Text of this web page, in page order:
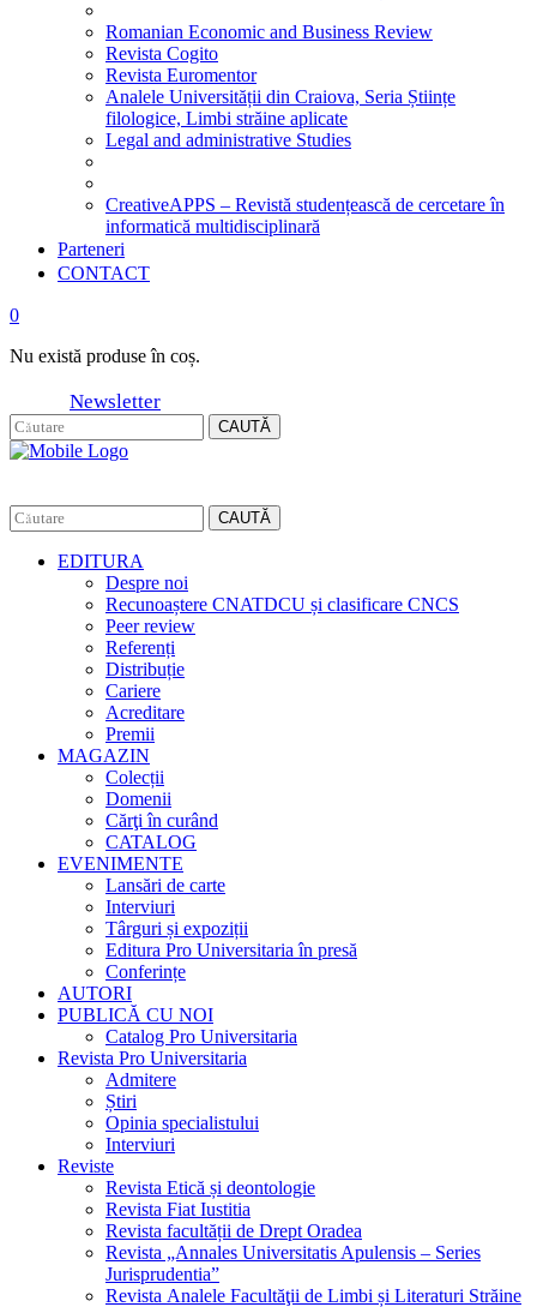
Romanian Economic and Business Review
Revista Cogito
Revista Euromentor
Analele Universității din Craiova, Seria Științe
filologice, Limbi străine aplicate
Legal and administrative Studies
CreativeAPPS – Revistă studențească de cercetare în
informatică multidisciplinară
Parteneri
CONTACT
0
Nu există produse în coș.
Newsletter
CAUTĂ
CAUTĂ
EDITURA
Despre noi
Recunoaștere CNATDCU și clasificare CNCS
Peer review
Referenți
Distribuție
Cariere
Acreditare
Premii
MAGAZIN
Colecții
Domenii
Cărţi în curând
CATALOG
EVENIMENTE
Lansări de carte
Interviuri
Târguri și expoziții
Editura Pro Universitaria în presă
Conferințe
AUTORI
PUBLICĂ CU NOI
Catalog Pro Universitaria
Revista Pro Universitaria
Admitere
Știri
Opinia specialistului
Interviuri
Reviste
Revista Etică și deontologie
Revista Fiat Iustitia
Revista facultății de Drept Oradea
Revista „Annales Universitatis Apulensis – Series
Jurisprudentia”
Revista Analele Facultăţii de Limbi și Literaturi Străine